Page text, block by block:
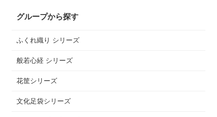
グループから探す
ふくれ織り シリーズ
般若心経 シリーズ
花筐シリーズ
文化足袋シリーズ